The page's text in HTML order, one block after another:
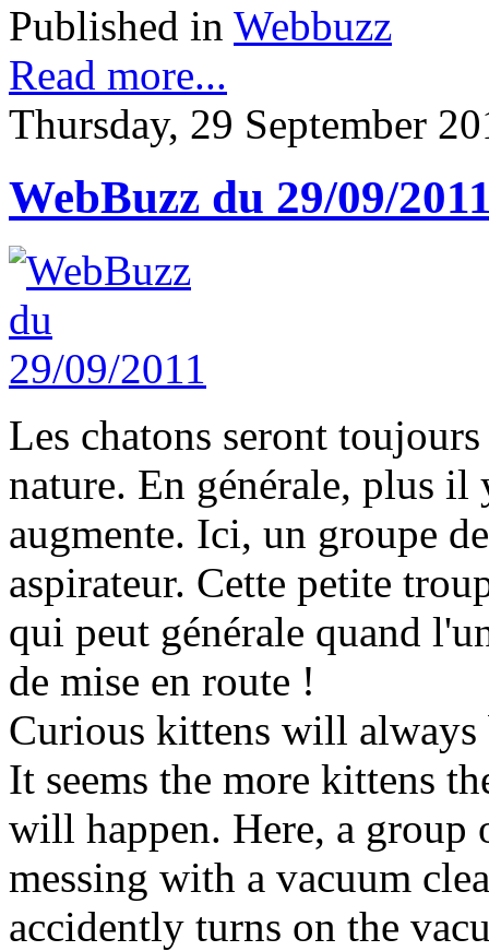
Published in Webbuzz
Read more...
Thursday, 29 September
WebBuzz du 29/09/
Les chatons seront
nature. En générale, plus il
augmente. Ici, un groupe
aspirateur. Cette petite
qui peut générale quand
de mise en route !
Curious kittens will always
It seems the more kittens
will happen. Here, a group
messing with a vacuum
accidently turns on the